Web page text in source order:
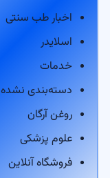
اخبار طب سنتی
اسلایدر
خدمات
دسته‌بندی نشده
روغن آرگان
علوم پزشکی
فروشگاه آنلاین